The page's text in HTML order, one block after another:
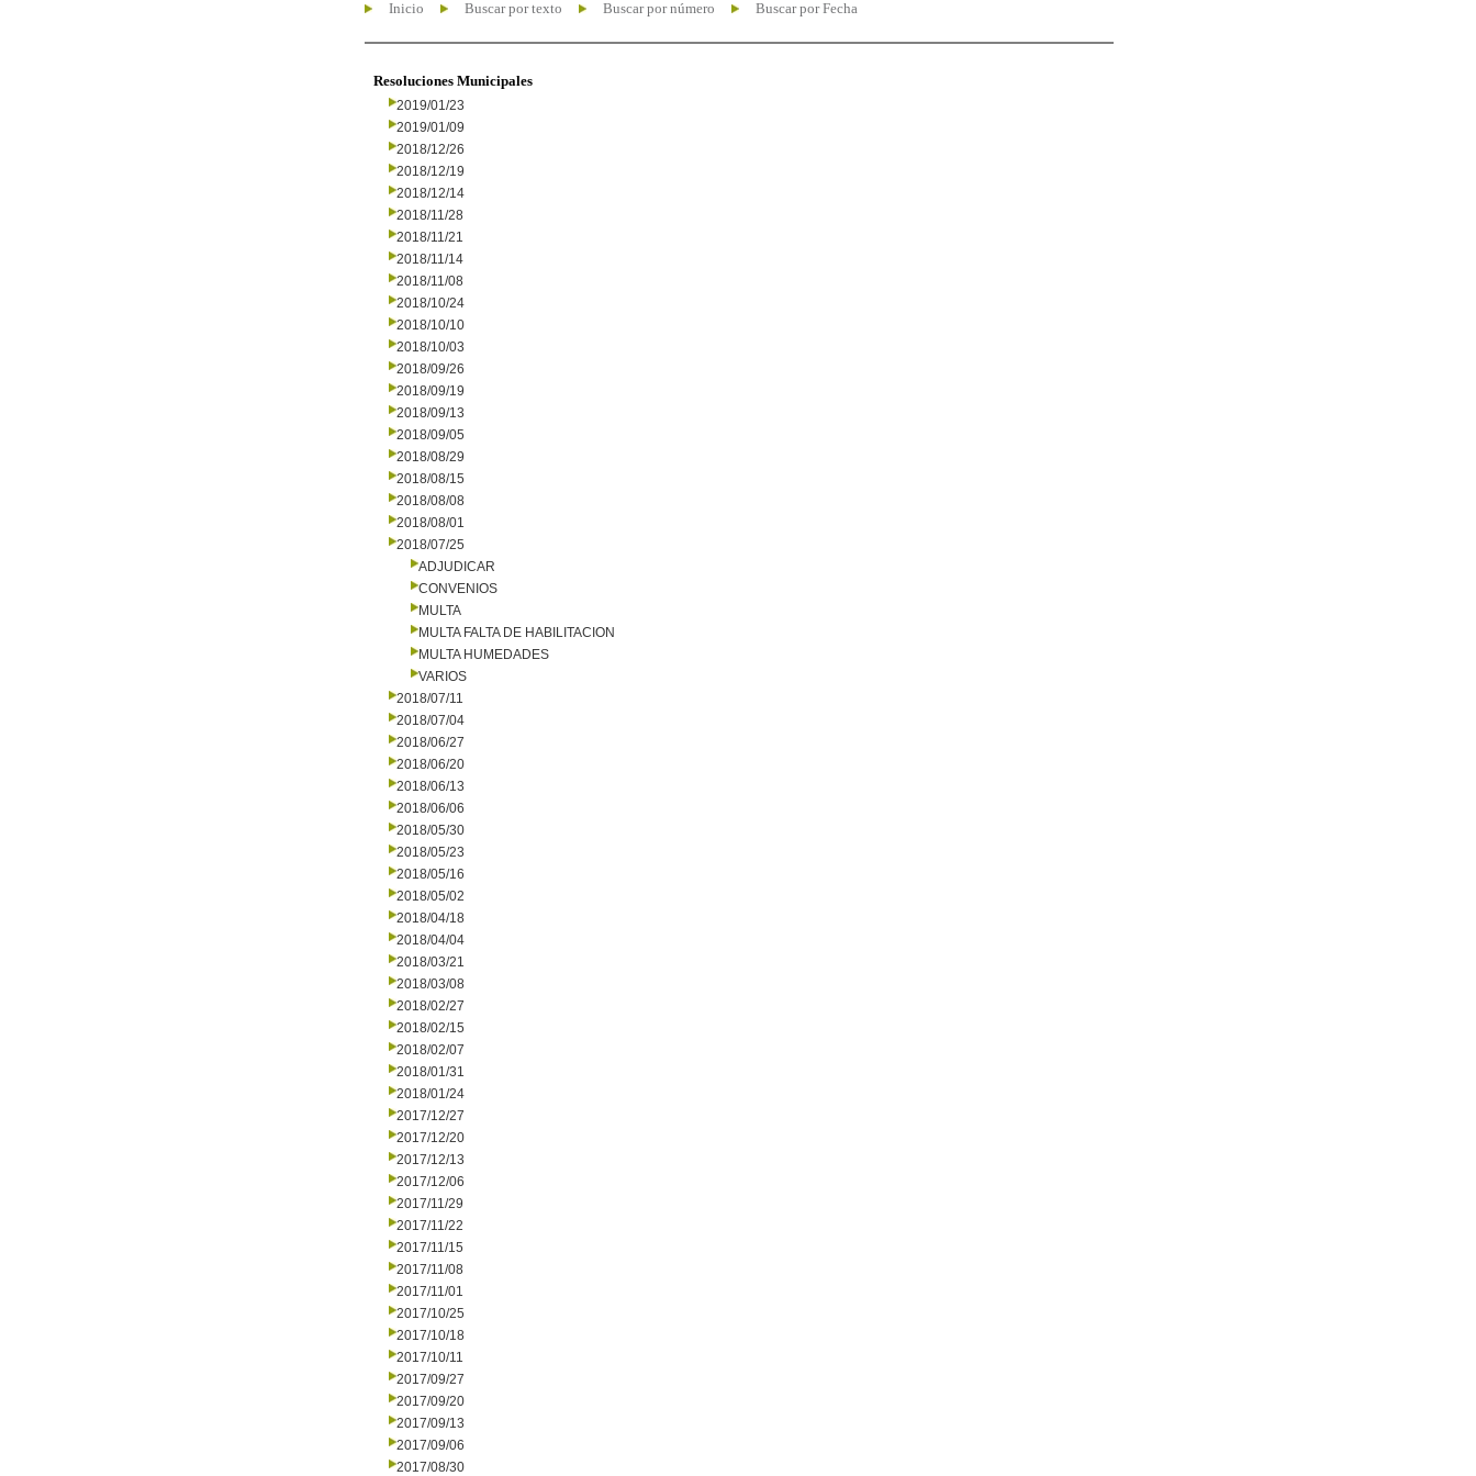
Inicio Buscar por texto Buscar por número Buscar por Fecha
Resoluciones Municipales
2019/01/23
2019/01/09
2018/12/26
2018/12/19
2018/12/14
2018/11/28
2018/11/21
2018/11/14
2018/11/08
2018/10/24
2018/10/10
2018/10/03
2018/09/26
2018/09/19
2018/09/13
2018/09/05
2018/08/29
2018/08/15
2018/08/08
2018/08/01
2018/07/25
ADJUDICAR
CONVENIOS
MULTA
MULTA FALTA DE HABILITACION
MULTA HUMEDADES
VARIOS
2018/07/11
2018/07/04
2018/06/27
2018/06/20
2018/06/13
2018/06/06
2018/05/30
2018/05/23
2018/05/16
2018/05/02
2018/04/18
2018/04/04
2018/03/21
2018/03/08
2018/02/27
2018/02/15
2018/02/07
2018/01/31
2018/01/24
2017/12/27
2017/12/20
2017/12/13
2017/12/06
2017/11/29
2017/11/22
2017/11/15
2017/11/08
2017/11/01
2017/10/25
2017/10/18
2017/10/11
2017/09/27
2017/09/20
2017/09/13
2017/09/06
2017/08/30